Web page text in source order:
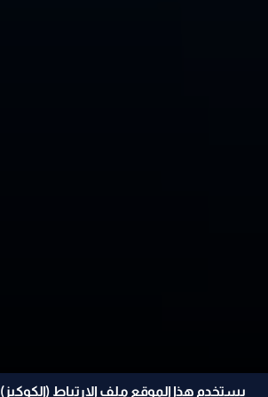
يستخدم هذا الموقع ملف الإرتباط (الكوكيز)